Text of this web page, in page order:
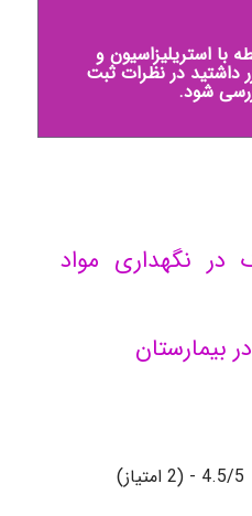
با استریلیزاسیون و
داشتید در نظرات ثبت
شود.
در نگهداری مواد
بیمارستان
4.5/5 - (2 امتیاز)